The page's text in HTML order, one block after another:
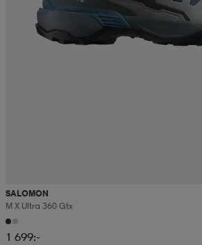
SALOMON
M X Ultra 360 Gtx
1 699:-